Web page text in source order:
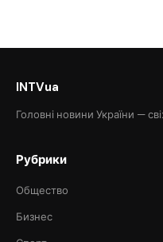
INTVua
Головні новини України —
Рубрики
Общество
Бизнес